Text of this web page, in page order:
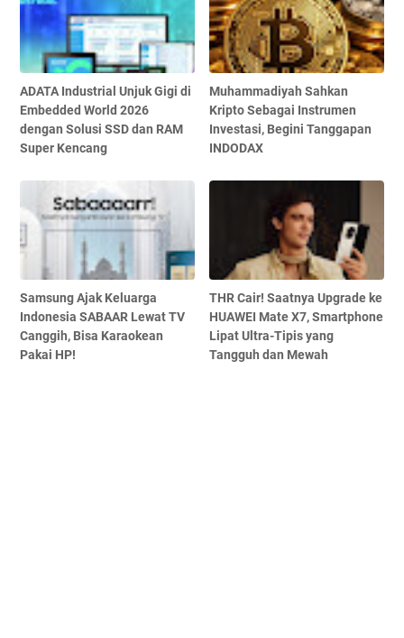
ADATA Industrial Unjuk Gigi di
Embedded World 2026
dengan Solusi SSD dan RAM
Super Kencang
Muhammadiyah Sahkan
Kripto Sebagai Instrumen
Investasi, Begini Tanggapan
INDODAX
Samsung Ajak Keluarga
Indonesia SABAAR Lewat TV
Canggih, Bisa Karaokean
Pakai HP!
THR Cair! Saatnya Upgrade ke
HUAWEI Mate X7, Smartphone
Lipat Ultra-Tipis yang
Tangguh dan Mewah